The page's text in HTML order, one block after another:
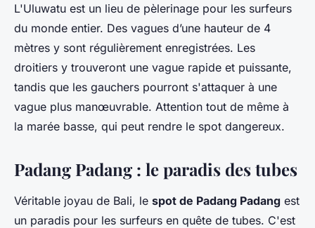
L'Uluwatu est un lieu de pèlerinage pour les surfeurs
du monde entier. Des vagues d’une hauteur de 4
mètres y sont régulièrement enregistrées. Les
droitiers y trouveront une vague rapide et puissante,
tandis que les gauchers pourront s'attaquer à une
vague plus manœuvrable. Attention tout de même à
la marée basse, qui peut rendre le spot dangereux.
Padang Padang : le paradis des tubes
Véritable joyau de Bali, le spot de Padang Padang est
un paradis pour les surfeurs en quête de tubes. C'est